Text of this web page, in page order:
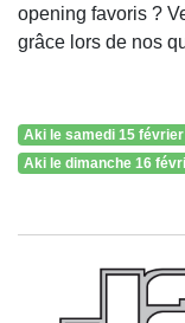
opening favoris ?
grâce lors de nos
Aki le samedi 15
Aki le dimanche 16